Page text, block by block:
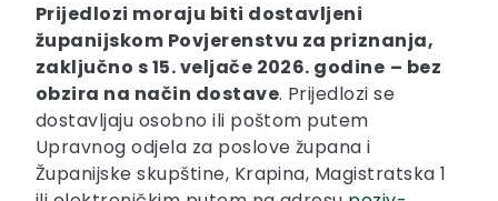
Prijedlozi moraju biti dostavljeni
županijskom Povjerenstvu za priznanja,
zaključno s 15. veljače 2026. godine – bez
obzira na način dostave. Prijedlozi se
dostavljaju osobno ili poštom putem
Upravnog odjela za poslove župana i
Županijske skupštine, Krapina, Magistratska 1